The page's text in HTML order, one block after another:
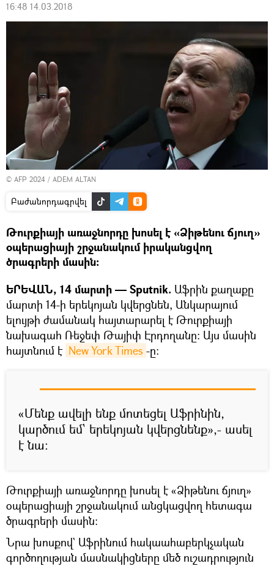
16:48 14.03.2018
© AFP 2024 / ADEM ALTAN
Բաժանորդագրվել
Թուրքիայի առաջնորդը խոսել է «Ձիթենու ճյուղ»
օպերացիայի շրջանակում իրականցվող
ծրագրերի մասին։
ԵՐԵՎԱՆ, 14 մարտի — Sputnik. Աֆրին քաղաքը
մարտի 14-ի երեկոյան կվերցնեն, Անկարայում
ելույթի ժամանակ հայտարարել է Թուրքիայի
նախագահ Ռեջեփ Թայիփ Էրդողանը։ Այս մասին
հայտնում է New York Times -ը։
«Մենք ավելի ենք մոտեցել Աֆրինին,
կարծում եմ` երեկոյան կվերցնենք»,- ասել
է նա։
Թուրքիայի առաջնորդը խոսել է «Ձիթենու ճյուղ»
օպերացիայի շրջանակում անցկացվող հետագա
ծրագրերի մասին։
Նրա խոսքով` Աֆրինում հակաահաբերկչական
գործողության մասնակիցները մեծ ուշադրություն